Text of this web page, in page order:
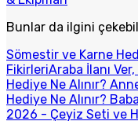
Bunlar da ilgini
Sömestir ve Karne
FikirleriAraba İlanı
Hediye Ne Alınır?
Hediye Ne Alınır?
2026 - Çeyiz Seti ve